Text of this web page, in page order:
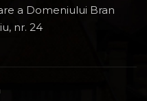
a Domeniului Bran
nr. 24